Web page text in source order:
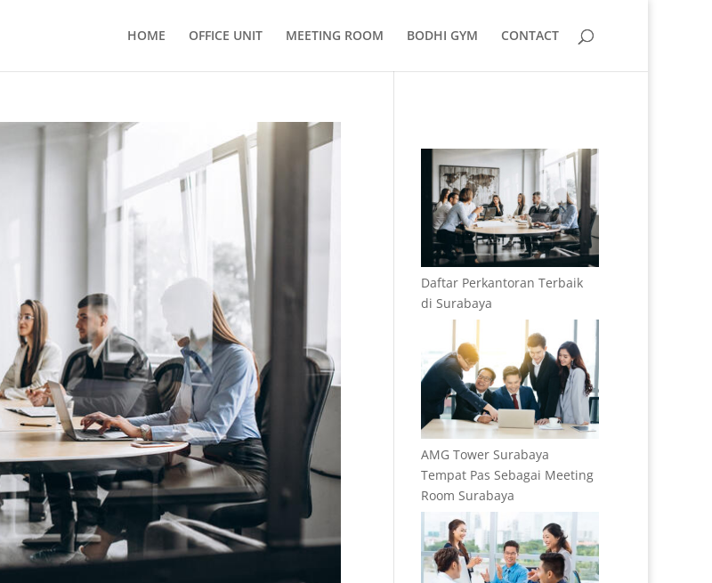
HOME OFFICE UNIT MEETING ROOM BODHI GYM CONTACT
Daftar Perkantoran Terbaik
di Surabaya
AMG Tower Surabaya
Tempat Pas Sebagai Meeting
Room Surabaya